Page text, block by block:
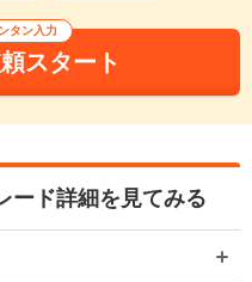
タン入力
スタート
ード詳細を見てみる